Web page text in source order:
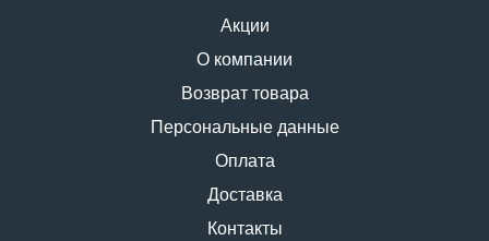
Акции
О компании
Возврат товара
Персональные данные
Оплата
Доставка
Контакты